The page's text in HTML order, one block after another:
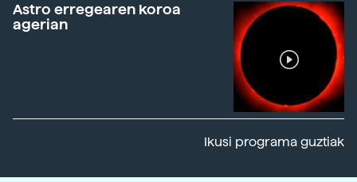
Astro erregearen koroa
agerian
Ikusi programa guztiak